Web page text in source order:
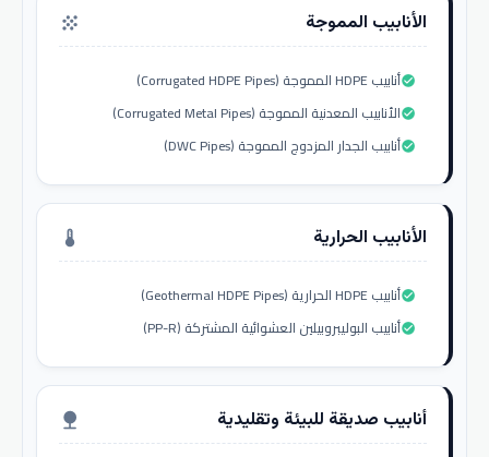
الأنابيب المموجة grain
أنابيب HDPE المموجة (Corrugated HDPE Pipes)check_circle
الأنابيب المعدنية المموجة (Corrugated Metal Pipes)check_circle
أنابيب الجدار المزدوج المموجة (DWC Pipes)check_circle
الأنابيب الحرارية thermostat
أنابيب HDPE الحرارية (Geothermal HDPE Pipes)check_circle
أنابيب البوليبروبيلين العشوائية المشتركة (PP-R)check_circle
أنابيب صديقة للبيئة وتقليدية nature